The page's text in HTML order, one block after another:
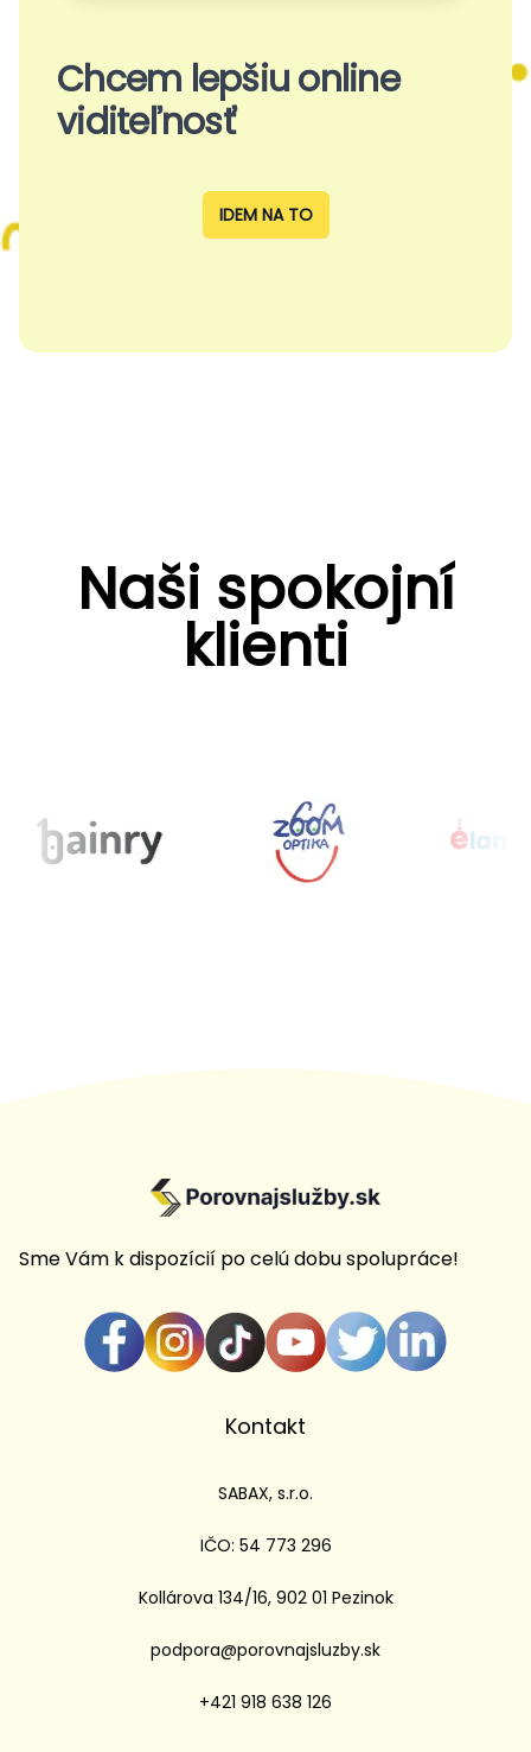
Chcem lepšiu online
viditeľnosť
IDEM NA TO
Naši spokojní
klienti
Sme Vám k dispozícií po celú dobu spolupráce!
Kontakt
SABAX, s.r.o.
IČO: 54 773 296
Kollárova 134/16, 902 01 Pezinok
podpora@porovnajsluzby.sk
+421 918 638 126